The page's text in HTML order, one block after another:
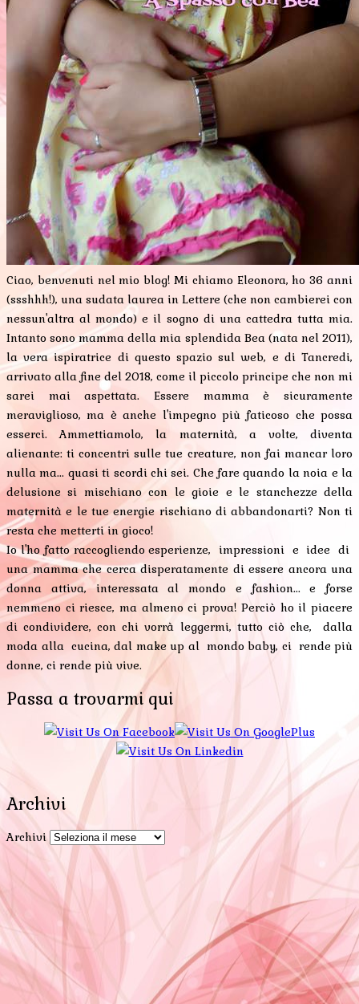
Ciao, benvenuti nel mio blog! Mi chiamo Eleonora, ho 36 anni
(ssshhh!), una sudata laurea in Lettere (che non cambierei con
nessun'altra al mondo) e il sogno di una cattedra tutta mia.
Intanto sono mamma della mia splendida Bea (nata nel 2011),
la vera ispiratrice di questo spazio sul web, e di Tancredi,
arrivato alla fine del 2018, come il piccolo principe che non mi
sarei mai aspettata. Essere mamma è sicuramente
meraviglioso, ma è anche l'impegno più faticoso che possa
esserci. Ammettiamolo, la maternità, a volte, diventa
alienante: ti concentri sulle tue creature, non fai mancar loro
nulla ma... quasi ti scordi chi sei. Che fare quando la noia e la
delusione si mischiano con le gioie e le stanchezze della
maternità e le tue energie rischiano di abbandonarti? Non ti
resta che metterti in gioco!
Io l'ho fatto raccogliendo esperienze, impressioni e idee di
una mamma che cerca disperatamente di essere ancora una
donna attiva, interessata al mondo e fashion... e forse
nemmeno ci riesce, ma almeno ci prova! Perciò ho il piacere
di condividere, con chi vorrà leggermi, tutto ciò che, dalla
moda alla cucina, dal make up al mondo baby, ci rende più
donne, ci rende più vive.
Passa a trovarmi qui
Archivi
Archivi